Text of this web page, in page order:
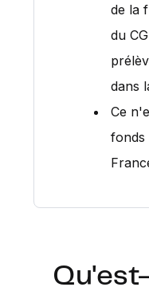
de la
du
dans
Ce
fonds